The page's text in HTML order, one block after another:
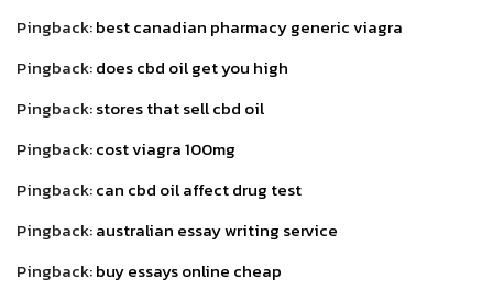
Pingback:best canadian pharmacy generic viagra
Pingback:does cbd oil get you high
Pingback:stores that sell cbd oil
Pingback:cost viagra 100mg
Pingback:can cbd oil affect drug test
Pingback:australian essay writing service
Pingback:buy essays online cheap